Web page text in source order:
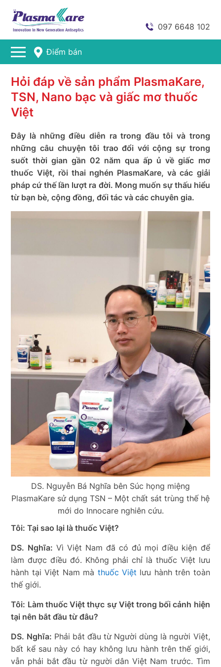
097 6648 102
Điểm bán
Hỏi đáp về sản phẩm PlasmaKare,
TSN, Nano bạc và giấc mơ thuốc
Việt
Đây là những điều diễn ra trong đầu tôi và trong
những câu chuyện tôi trao đổi với cộng sự trong
suốt thời gian gần 02 năm qua ấp ủ về giấc mơ
thuốc Việt, rồi thai nghén PlasmaKare, và các giải
pháp cứ thế lần lượt ra đời. Mong muốn sự thấu hiểu
từ bạn bè, cộng đồng, đối tác và các chuyên gia.
DS. Nguyễn Bá Nghĩa bên Súc họng miệng
PlasmaKare sử dụng TSN – Một chất sát trùng thế hệ
mới do Innocare nghiên cứu.
Tôi: Tại sao lại là thuốc Việt?
DS. Nghĩa: Vì Việt Nam đã có đủ mọi điều kiện để
làm được điều đó. Không phải chỉ là thuốc Việt lưu
hành tại Việt Nam mà thuốc Việt lưu hành trên toàn
thế giới.
Tôi: Làm thuốc Việt thực sự Việt trong bối cảnh hiện
tại nên bắt đầu từ đâu?
DS. Nghĩa: Phải bắt đầu từ Người dùng là người Việt,
bất kể sau này có hay không lưu hành trên thế giới,
vẫn phải bắt đầu từ người dân Việt Nam trước. Tìm